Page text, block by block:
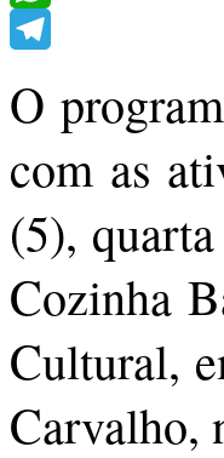
WhatsApp
O
com as
(5),
Cozinha
Cultural,
Carvalho,